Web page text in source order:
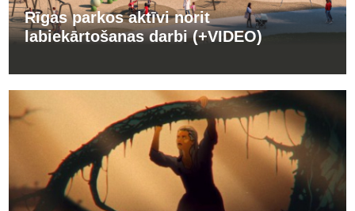
Rīgas parkos aktīvi norit
labiekārtošanas darbi (+VIDEO)